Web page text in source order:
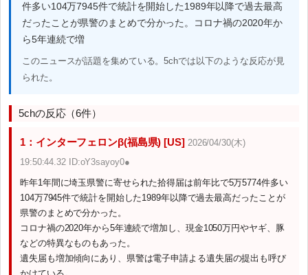
件多い104万7945件で統計を開始した1989年以降で過去最高
だったことが県警のまとめで分かった。コロナ禍の2020年か
ら5年連続で増
このニュースが話題を集めている。5chでは以下のような反応が見
られた。
5chの反応（6件）
1：インターフェロンβ(福島県) [US] 2026/04/30(木)
19:50:44.32 ID:oY3sayoy0●
昨年1年間に埼玉県警に寄せられた拾得届は前年比で5万5774件多い
104万7945件で統計を開始した1989年以降で過去最高だったことが
県警のまとめで分かった。
コロナ禍の2020年から5年連続で増加し、現金1050万円やヤギ、豚
などの特異なものもあった。
遺失届も増加傾向にあり、県警は電子申請よる遺失届の提出も呼び